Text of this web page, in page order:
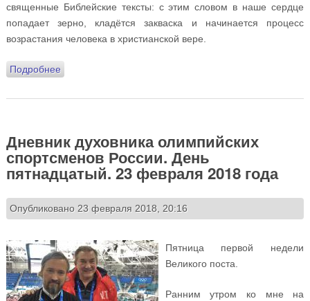
священные Библейские тексты: с этим словом в наше сердце
попадает зерно, кладётся закваска и начинается процесс
возрастания человека в христианской вере.
Подробнеео Дневник духовника олимпийских спортсменов
Дневник духовника олимпийских
спортсменов России. День
пятнадцатый. 23 февраля 2018 года
Опубликовано 23 февраля 2018, 20:16
Пятница первой недели
Великого поста.
Ранним утром ко мне на